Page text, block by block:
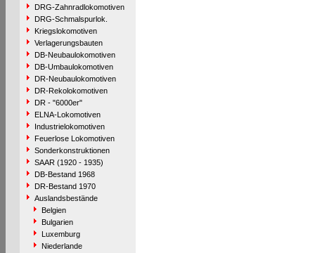
DRG-Zahnradlokomotiven
DRG-Schmalspurlok.
Kriegslokomotiven
Verlagerungsbauten
DB-Neubaulokomotiven
DB-Umbaulokomotiven
DR-Neubaulokomotiven
DR-Rekolokomotiven
DR - "6000er"
ELNA-Lokomotiven
Industrielokomotiven
Feuerlose Lokomotiven
Sonderkonstruktionen
SAAR (1920 - 1935)
DB-Bestand 1968
DR-Bestand 1970
Auslandsbestände
Belgien
Bulgarien
Luxemburg
Niederlande